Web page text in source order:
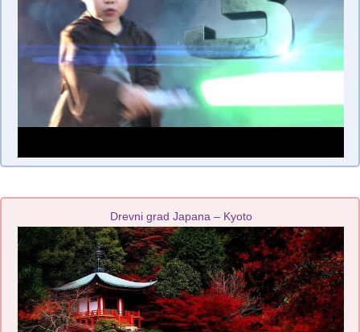
Drevni grad Japana – Kyoto